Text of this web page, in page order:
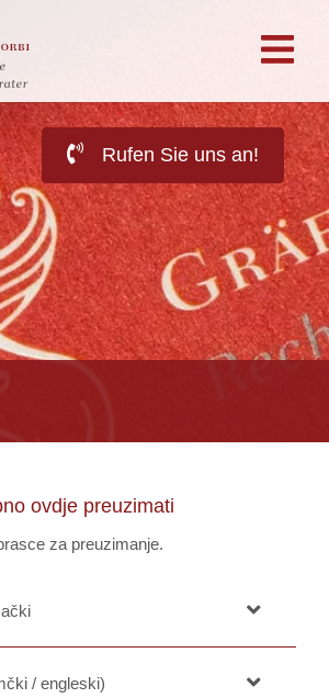
Rufen Sie uns an!
ovdje preuzimati
za preuzimanje.
/ engleski)